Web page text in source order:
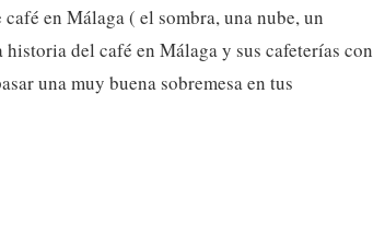
en Málaga ( el sombra, una nube, un
del café en Málaga y sus cafeterías con
una muy buena sobremesa en tus